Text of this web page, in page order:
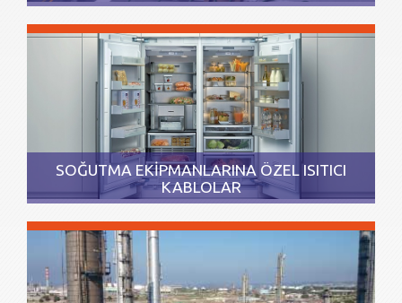
SOĞUTMA EKİPMANLARINA ÖZEL ISITICI
KABLOLAR